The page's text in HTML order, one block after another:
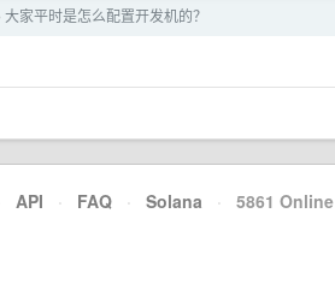
大家平时是怎么配置开发机的？
API · FAQ · Solana · 5861 Online